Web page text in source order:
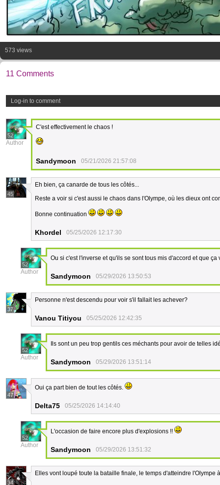
573 views
11 Comments
Log-in to comment
52
Author
C'est effectivement le chaos !
Sandymoon 05/21/2026 21:57:08
45
Eh bien, ça canarde de tous les côtés...
Reste a voir si c'est aussi le chaos dans l'Olympe, où les dieux ont
Bonne continuation
Khordel 05/25/2026 12:17:30
52
Author
Ou si c'est l'inverse et qu'ils se sont tous mis d'accord et que
Sandymoon 05/29/2026 13:50:53
37
Personne n'est descendu pour voir s'il fallait les achever?
Vanou Titiyou 05/25/2026 12:42:35
52
Author
Ils sont un peu trop gentils ces méchants pour avoir de telles
Sandymoon 05/29/2026 13:51:14
47
Oui ça part bien de tout les côtés.
Delta75 05/25/2026 14:14:40
52
Author
L'occasion de faire encore plus d'explosions !!
Sandymoon 05/29/2026 13:51:32
34
Elles vont loupé toute la bataille finale, le temps d'atteindre l'Olympe